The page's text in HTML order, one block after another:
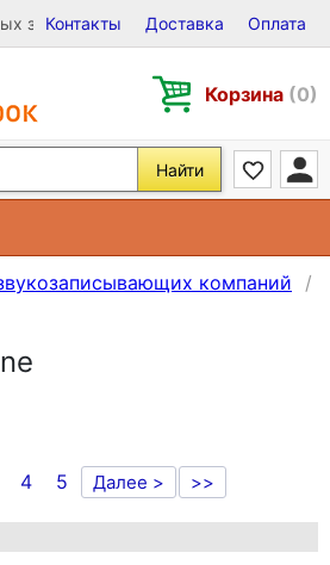
записей на Виниле, CD и DVD
Контакты Доставка Оплата
Корзина (0)
Найти
компаний
4 5 Далее > >>